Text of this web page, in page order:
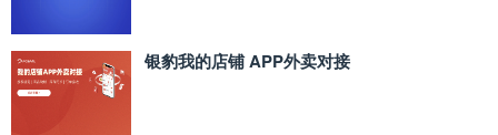
银豹我的店铺 APP外卖对接